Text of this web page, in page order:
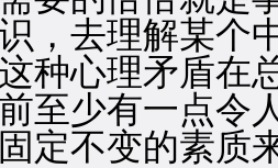
，去理解某个
种心理矛盾在
至少有一点令
定不变的素质